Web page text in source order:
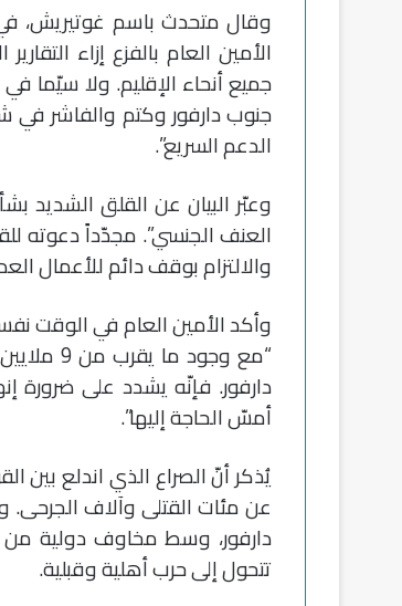
وقال متحدث باسم غوتيريش، في
الأمين العام بالفزع إزاء
جميع أنحاء الإقليم. ولا سيّما
جنوب دارفور وكتم والفاشر في
الدعم السريع”.
وعبّر البيان عن القلق الشديد
العنف الجنسي”. مجدّداً دعوته
والالتزام بوقف دائم للأعمال
وأكد الأمين العام في الوقت
“مع
دارفور. فإنّه يشدد على
أمسّ الحاجة إليها”.
عن مئات القتلى وآلاف
دارفور، وسط مخاوف دولية من
تتحول إلى حرب أهلية وقبلية.